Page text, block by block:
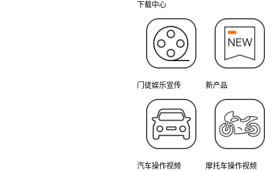
下载中心
门徒娱乐宣传 新产品
汽车操作视频 摩托车操作视频